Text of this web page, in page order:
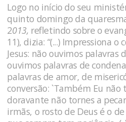
Logo no início do seu
quinto domingo da
2013, refletindo sobre o
11), dizia: “(...) Impressiona
Jesus: não ouvimos palavras
ouvimos palavras de
palavras de amor, de
conversão: `Também Eu não
doravante não tornes a
irmãs, o rosto de Deus é o